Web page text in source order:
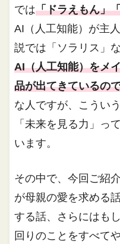
では「ドラえもん」
AI（人工知能）が主
説では「ソラリス」
AI（人工知能）をメ
品が出てきているの
な人ですが、こうい
「未来を見る力」っ
います。
その中で、今回ご紹
が母親の愛を求める
する話、さらにはも
回りのことをすべて